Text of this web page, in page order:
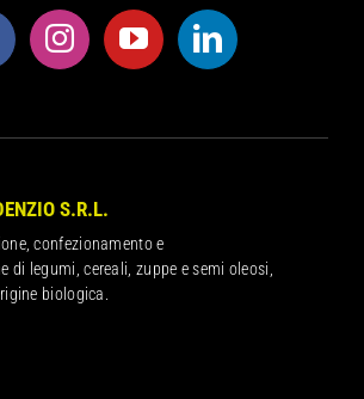
S.R.L.
confezionamento e
di legumi, cereali, zuppe e semi oleosi,
biologica.